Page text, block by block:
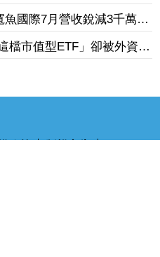
億元、掃入近萬張
國際7月營收銳減3千萬原
丞琳」 網笑翻：是吃了誠
檔市值型ETF」卻被外資單
配3.05元同被抽回2億元